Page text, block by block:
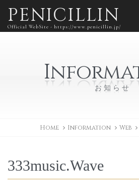
PENICILLIN
Official WebSite - https://www.penicillin.jp/
お知らせ
Home Information Web
333music.Wave